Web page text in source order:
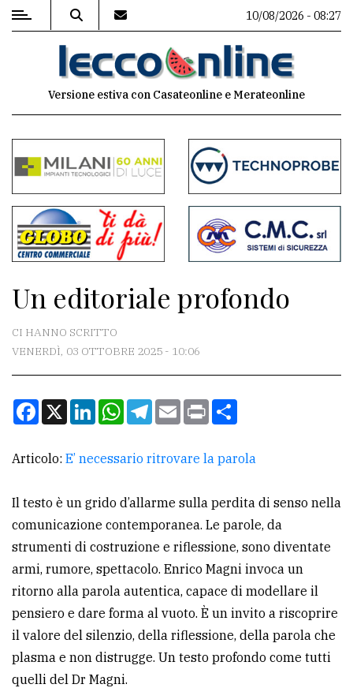
MENU
commenti
Contenuti
del
sito
Meteo
CONTATTI
redazione
la
tua
pubblicità
CERCA
Cerca
per
comune
10/08/2026 - 08:27
Versione estiva con Casateonline e Merateonline
Un editoriale profondo
CI HANNO SCRITTO
VENERDÌ, 03 OTTOBRE 2025 - 10:06
Facebook
X LinkedInWhatsApp
Telegram
EmailPrint
Articolo: E’ necessario ritrovare la parola
Il testo è un grido d’allarme sulla perdita di senso nella
comunicazione contemporanea. Le parole, da
strumenti di costruzione e riflessione, sono diventate
armi, rumore, spettacolo. Enrico Magni invoca un
ritorno alla parola autentica, capace di modellare il
pensiero e dare forma al vuoto. È un invito a riscoprire
il valore del silenzio, della riflessione, della parola che
plasma e non distrugge. Un testo profondo come tutti
quelli del Dr Magni.